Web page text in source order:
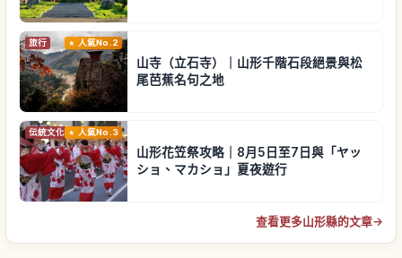
旅行 人氣No.2
山寺（立石寺）｜山形千階石段絕景與松
尾芭蕉名句之地
伝統文化 人氣No.3
山形花笠祭攻略｜8月5日至7日與「ヤッ
ショ、マカショ」夏夜遊行
查看更多山形縣的文章→